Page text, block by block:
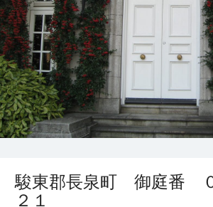
駿東郡長泉町 御庭番
２１